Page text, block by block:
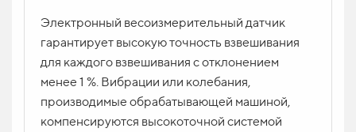
Электронный весоизмерительный датчик
гарантирует высокую точность взвешивания
для каждого взвешивания с отклонением
менее 1 %. Вибрации или колебания,
производимые обрабатывающей машиной,
компенсируются высокоточной системой